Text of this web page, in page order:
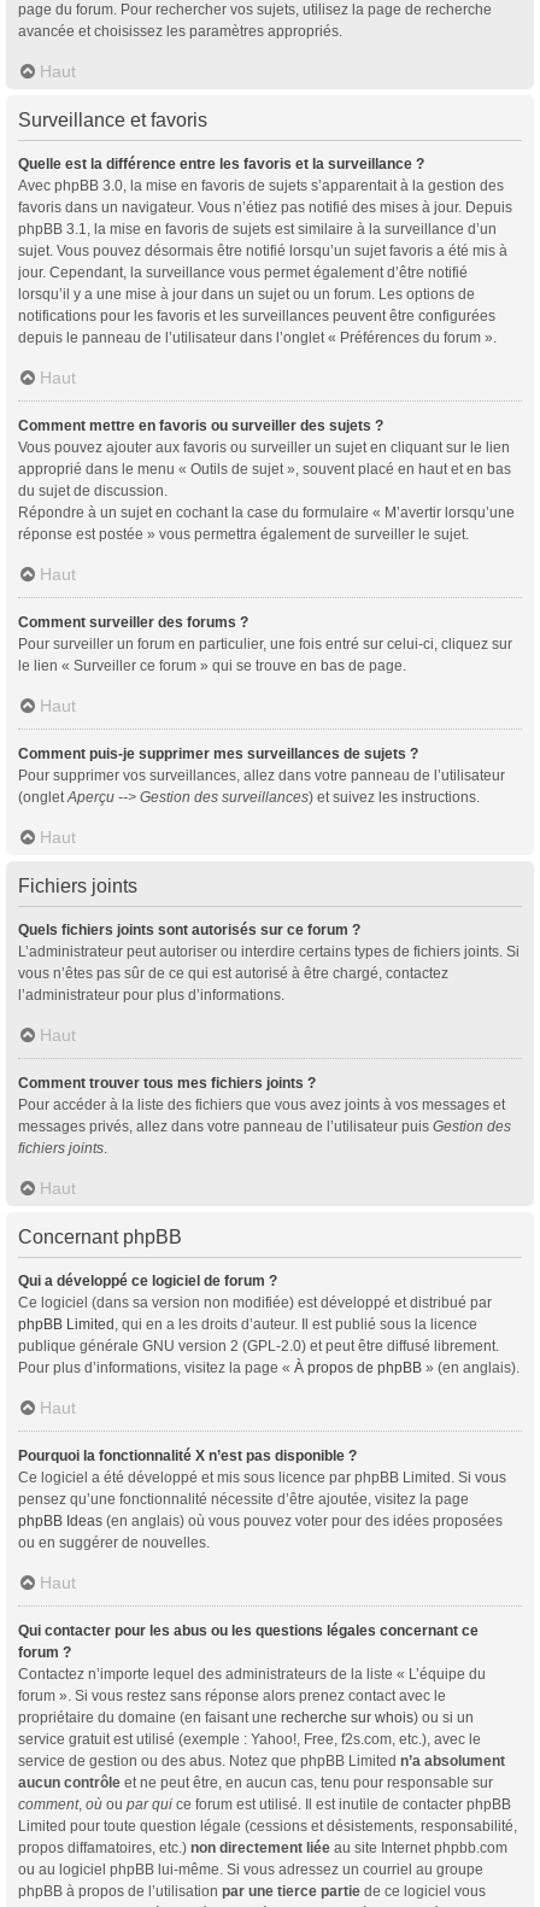
page du forum. Pour rechercher vos sujets, utilisez la page de recherche
avancée et choisissez les paramètres appropriés.
Haut
Surveillance et favoris
Quelle est la différence entre les favoris et la surveillance ?
Avec phpBB 3.0, la mise en favoris de sujets s’apparentait à la gestion des
favoris dans un navigateur. Vous n’étiez pas notifié des mises à jour. Depuis
phpBB 3.1, la mise en favoris de sujets est similaire à la surveillance d’un
sujet. Vous pouvez désormais être notifié lorsqu’un sujet favoris a été mis à
jour. Cependant, la surveillance vous permet également d’être notifié
lorsqu’il y a une mise à jour dans un sujet ou un forum. Les options de
notifications pour les favoris et les surveillances peuvent être configurées
depuis le panneau de l’utilisateur dans l’onglet « Préférences du forum ».
Haut
Comment mettre en favoris ou surveiller des sujets ?
Vous pouvez ajouter aux favoris ou surveiller un sujet en cliquant sur le lien
approprié dans le menu « Outils de sujet », souvent placé en haut et en bas
du sujet de discussion.
Répondre à un sujet en cochant la case du formulaire « M’avertir lorsqu’une
réponse est postée » vous permettra également de surveiller le sujet.
Haut
Comment surveiller des forums ?
Pour surveiller un forum en particulier, une fois entré sur celui-ci, cliquez sur
le lien « Surveiller ce forum » qui se trouve en bas de page.
Haut
Comment puis-je supprimer mes surveillances de sujets ?
Pour supprimer vos surveillances, allez dans votre panneau de l’utilisateur
(ongletAperçu --> Gestion des surveillances) et suivez les instructions.
Haut
Fichiers joints
Quels fichiers joints sont autorisés sur ce forum ?
L’administrateur peut autoriser ou interdire certains types de fichiers joints. Si
vous n’êtes pas sûr de ce qui est autorisé à être chargé, contactez
l’administrateur pour plus d’informations.
Haut
Comment trouver tous mes fichiers joints ?
Pour accéder à la liste des fichiers que vous avez joints à vos messages et
messages privés, allez dans votre panneau de l’utilisateur puis Gestion des
fichiers joints.
Haut
Concernant phpBB
Qui a développé ce logiciel de forum ?
Ce logiciel (dans sa version non modifiée) est développé et distribué par
phpBB Limited , qui en a les droits d’auteur. Il est publié sous la licence
publique générale GNU version 2 (GPL-2.0) et peut être diffusé librement.
Pour plus d’informations, visitez la page « À propos de phpBB » (en anglais).
Haut
Pourquoi la fonctionnalité X n’est pas disponible ?
Ce logiciel a été développé et mis sous licence par phpBB Limited. Si vous
pensez qu’une fonctionnalité nécessite d’être ajoutée, visitez la page
phpBB Ideas (en anglais) où vous pouvez voter pour des idées proposées
ou en suggérer de nouvelles.
Haut
Qui contacter pour les abus ou les questions légales concernant ce
forum ?
Contactez n’importe lequel des administrateurs de la liste « L’équipe du
forum ». Si vous restez sans réponse alors prenez contact avec le
propriétaire du domaine (en faisant une recherche sur whois) ou si un
service gratuit est utilisé (exemple : Yahoo!, Free, f2s.com, etc.), avec le
service de gestion ou des abus. Notez que phpBB Limited n’a absolument
aucun contrôle et ne peut être, en aucun cas, tenu pour responsable sur
comment, où ou par qui ce forum est utilisé. Il est inutile de contacter phpBB
Limited pour toute question légale (cessions et désistements, responsabilité,
propos diffamatoires, etc.) non directement liée au site Internet phpbb.com
ou au logiciel phpBB lui-même. Si vous adressez un courriel au groupe
phpBB à propos de l’utilisation par une tierce partie de ce logiciel vous